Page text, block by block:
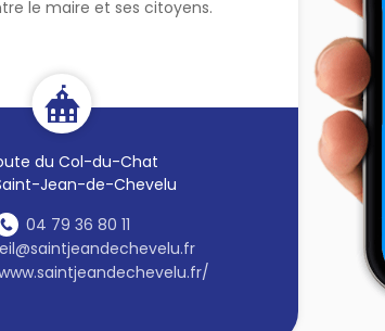
le maire et ses citoyens.
du Col-du-Chat
Jean-de-Chevelu
04 79 36 80 11